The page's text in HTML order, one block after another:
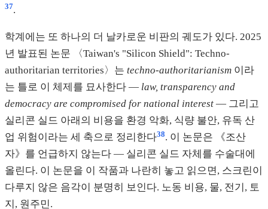
37.
학계에는 또 하나의 더 날카로운 비판의 궤도가 있다. 2025
년 발표된 논문 〈Taiwan's "Silicon Shield": Techno-
authoritarian territories〉는 techno-authoritarianism 이라
는 틀로 이 체제를 묘사한다 — law, transparency and
democracy are compromised for national interest — 그리고
실리콘 실드 아래의 비용을 환경 악화, 식량 불안, 유독 산
업 위험이라는 세 축으로 정리한다38. 이 논문은 《조산
자》를 언급하지 않는다 — 실리콘 실드 자체를 수술대에
올린다. 이 논문을 이 작품과 나란히 놓고 읽으면, 스크린이
다루지 않은 음각이 분명히 보인다. 노동 비용, 물, 전기, 토
지, 원주민.